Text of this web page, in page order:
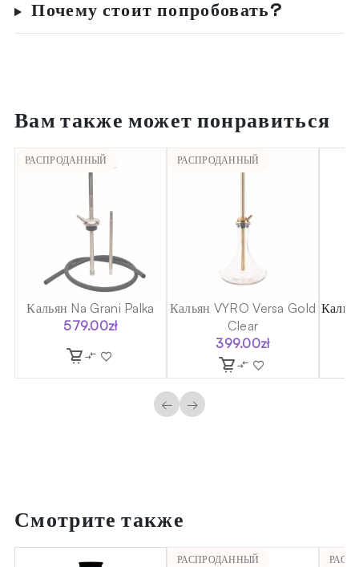
Почему стоит попробовать?
Вам также может понравиться
РАСПРОДАННЫЙ
Кальян Na Grani Palka
579.00zł
РАСПРОДАННЫЙ
Кальян VYRO Versa Gold
Clear
399.00zł
← →
Смотрите также
РАСПРОДАННЫЙ